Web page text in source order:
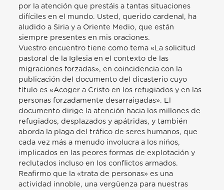
por la atención que prestáis a tantas situaciones
difíciles en el mundo. Usted, querido cardenal, ha
aludido a Siria y a Oriente Medio, que están
siempre presentes en mis oraciones.
Vuestro encuentro tiene como tema «La solicitud
pastoral de la Iglesia en el contexto de las
migraciones forzadas», en coincidencia con la
publicación del documento del dicasterio cuyo
título es «Acoger a Cristo en los refugiados y en las
personas forzadamente desarraigadas». El
documento dirige la atención hacia los millones de
refugiados, desplazados y apátridas, y también
aborda la plaga del tráfico de seres humanos, que
cada vez más a menudo involucra a los niños,
implicados en las peores formas de explotación y
reclutados incluso en los conflictos armados.
Reafirmo que la «trata de personas» es una
actividad innoble, una vergüenza para nuestras